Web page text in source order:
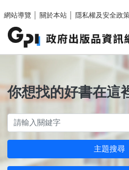
網站導覽
關於本站 隱私權及安全政
你想找的好書在這
主題搜尋